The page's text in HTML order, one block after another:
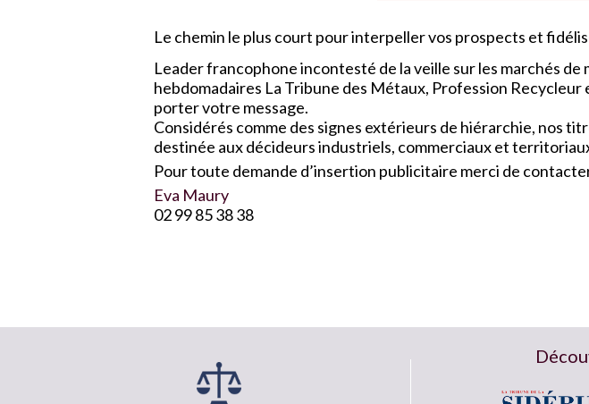
Le chemin le plus court pour interpeller vos prospects et
Leader francophone incontesté de la veille sur les marchés
hebdomadaires La Tribune des Métaux, Profession
porter votre message.
Considérés comme des signes extérieurs de hiérarchie, nos
destinée aux décideurs industriels, commerciaux et
Pour toute demande d’insertion publicitaire merci de
Eva Maury
02 99 85 38 38